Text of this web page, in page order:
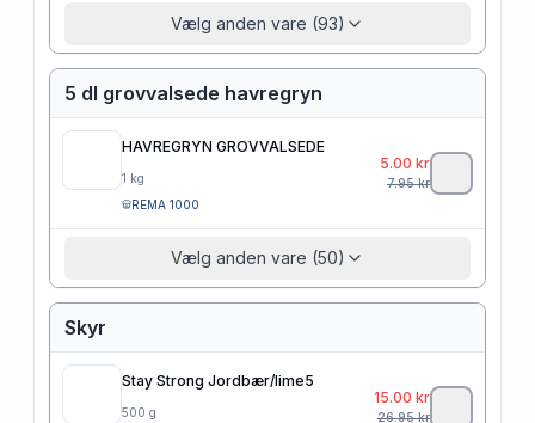
Vælg anden vare (93)
5 dl grovvalsede havregryn
HAVREGRYN GROVVALSEDE
1 kg
REMA 1000
5.00 kr
7.95kr
Vælg anden vare (50)
Skyr
Stay Strong Jordbær/lime5
500 g
15.00 kr
26.95kr